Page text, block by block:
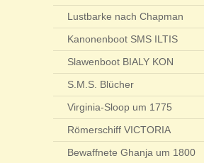
Lustbarke nach Chapman
Kanonenboot SMS ILTIS
Slawenboot BIALY KON
S.M.S. Blücher
Virginia-Sloop um 1775
Römerschiff VICTORIA
Bewaffnete Ghanja um 1800